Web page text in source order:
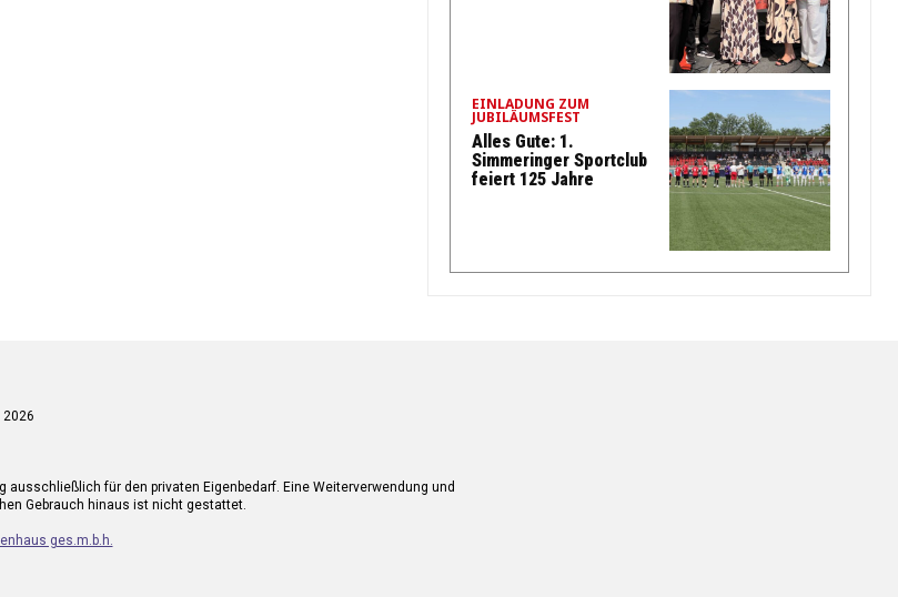
EINLADUNG ZUM
JUBILÄUMSFEST
Alles Gute: 1.
Simmeringer Sportclub
feiert 125 Jahre
2026
ausschließlich für den privaten Eigenbedarf. Eine Weiterverwendung und
Gebrauch hinaus ist nicht gestattet.
ges.m.b.h.